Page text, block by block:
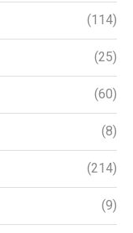
(114)
(25)
(60)
(8)
(214)
(9)